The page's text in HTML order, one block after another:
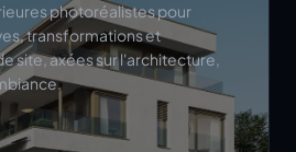
photoréalistes pour
transformations et
site, axées sur l'architecture,